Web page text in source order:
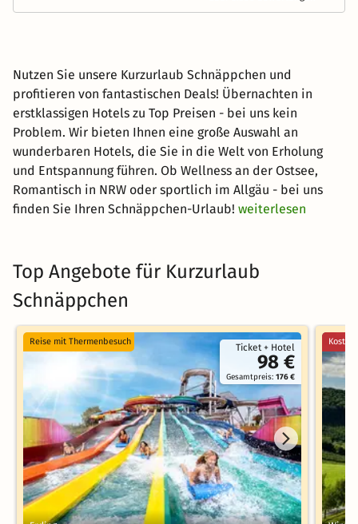
Nutzen Sie unsere Kurzurlaub Schnäppchen und
profitieren von fantastischen Deals! Übernachten in
erstklassigen Hotels zu Top Preisen - bei uns kein
Problem. Wir bieten Ihnen eine große Auswahl an
wunderbaren Hotels, die Sie in die Welt von Erholung
und Entspannung führen. Ob Wellness an der Ostsee,
Romantisch in NRW oder sportlich im Allgäu - bei uns
finden Sie Ihren Schnäppchen-Urlaub! weiterlesen
Top Angebote für Kurzurlaub
Schnäppchen
Ticket + Hotel
98 €
Gesamtpreis:176 €
Reise mit Thermenbesuch